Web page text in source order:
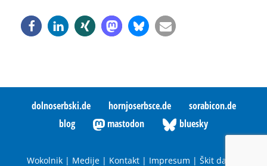
dolnoserbski.de hornjoserbsce.de
sorabicon.de
blog
mastodon bluesky
Wokolnik| Medije| Kontakt| Impresum | Škit datow